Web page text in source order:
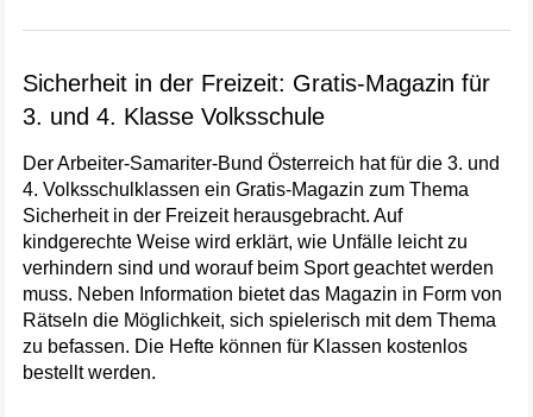
Sicherheit in der Freizeit: Gratis-Magazin für
3. und 4. Klasse Volksschule
Der Arbeiter-Samariter-Bund Österreich hat für die 3. und
4. Volksschulklassen ein Gratis-Magazin zum Thema
Sicherheit in der Freizeit herausgebracht. Auf
kindgerechte Weise wird erklärt, wie Unfälle leicht zu
verhindern sind und worauf beim Sport geachtet werden
muss. Neben Information bietet das Magazin in Form von
Rätseln die Möglichkeit, sich spielerisch mit dem Thema
zu befassen. Die Hefte können für Klassen kostenlos
bestellt werden.